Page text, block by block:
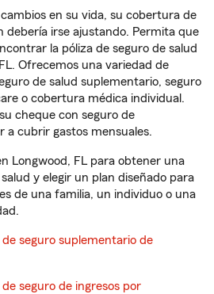
en su vida, su cobertura de
debería irse ajustando. Permita que
la póliza de seguro de salud
Ofrecemos una variedad de
de salud suplementario, seguro
o cobertura médica individual.
cheque con seguro de
a cubrir gastos mensuales.
Longwood, FL para obtener una
y elegir un plan diseñado para
de una familia, un individuo o una
seguro suplementario de
seguro de ingresos por